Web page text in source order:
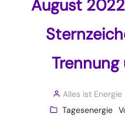
August
Alles ist Energie
Tagesenergie